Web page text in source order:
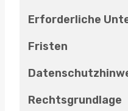
Erforderliche
Fristen
Rechtsgrundlage